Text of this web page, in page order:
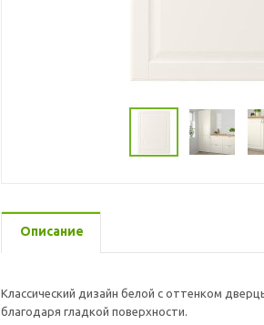
Описание
Классический дизайн белой с оттенком
благодаря гладкой поверхности.